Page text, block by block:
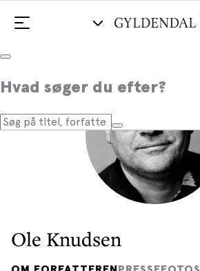
Hvad søger du efter?
Ole Knudsen